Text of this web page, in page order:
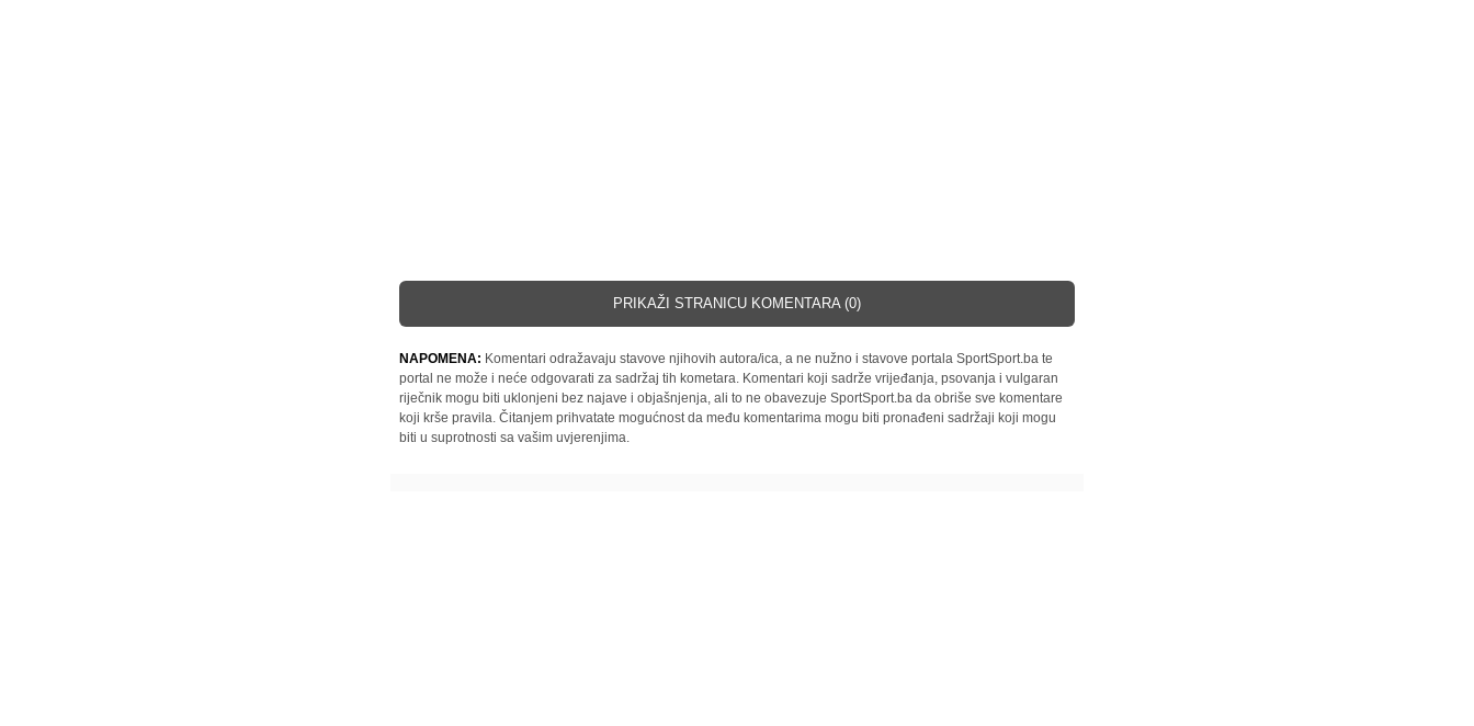
PRIKAŽI STRANICU KOMENTARA (0)
NAPOMENA: Komentari odražavaju stavove njihovih autora/ica, a ne nužno i stavove portala SportSport.ba te
portal ne može i neće odgovarati za sadržaj tih kometara. Komentari koji sadrže vrijeđanja, psovanja i vulgaran
riječnik mogu biti uklonjeni bez najave i objašnjenja, ali to ne obavezuje SportSport.ba da obriše sve komentare
koji krše pravila. Čitanjem prihvatate mogućnost da među komentarima mogu biti pronađeni sadržaji koji mogu
biti u suprotnosti sa vašim uvjerenjima.